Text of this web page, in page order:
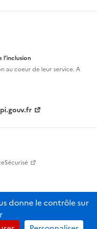
aucoeur de leur service. A
ce site sont sous licence
donne le contrôle sur